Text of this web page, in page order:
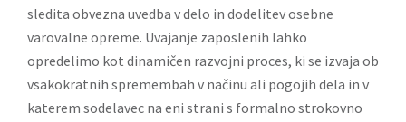
sledita obvezna uvedba v delo in dodelitev osebne
varovalne opreme. Uvajanje zaposlenih lahko
opredelimo kot dinamičen razvojni proces, ki se izvaja ob
vsakokratnih spremembah v načinu ali pogojih dela in v
katerem sodelavec na eni strani s formalno strokovno